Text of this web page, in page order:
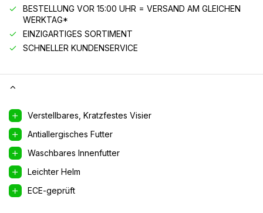
BESTELLUNG VOR 15:00 UHR = VERSAND AM GLEICHEN
WERKTAG*
EINZIGARTIGES SORTIMENT
SCHNELLER KUNDENSERVICE
Verstellbares, Kratzfestes Visier
Antiallergisches Futter
Waschbares Innenfutter
Leichter Helm
ECE-geprüft